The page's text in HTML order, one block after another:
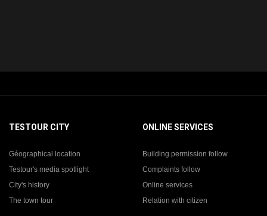
TESTOUR CITY
Géographical location
Testour's media spotlight
City's history
The town tour
ONLINE SERVICES
Building permission follow
Complaints follow
Online services
Relation with citizen